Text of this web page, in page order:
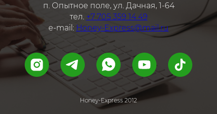
п. Опытное поле, ул. Дачная, 1-64
тел. +7 705 359 14 49
e-mail: Honey-Express@mail.ru
Honey-Express 2012